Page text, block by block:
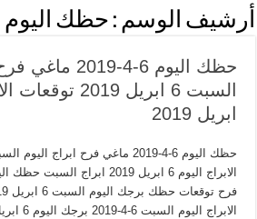
أرشيف الوسم : حظك اليوم
حظك اليوم 6-4-
ابريل 2019